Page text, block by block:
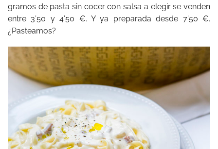
gramos de pasta sin cocer con salsa a elegir se venden
entre 3’50 y 4’50 €. Y ya preparada desde 7’50 €.
¿Pasteamos?